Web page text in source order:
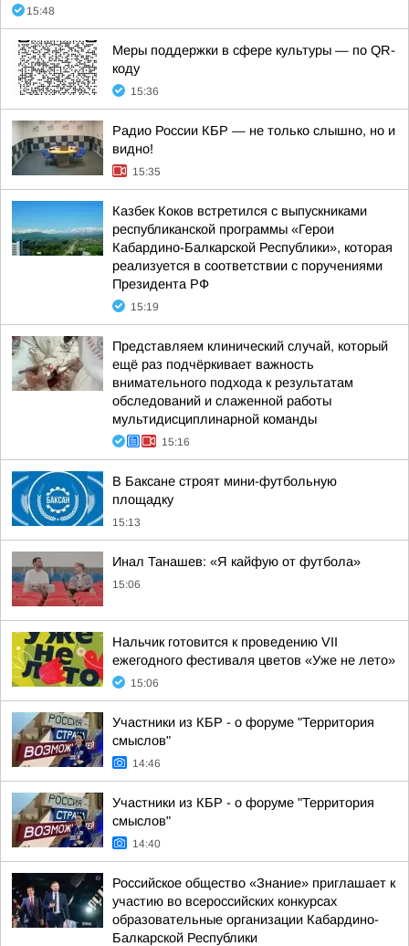
15:48
Меры поддержки в сфере культуры — по QR-
коду
15:36
Радио России КБР — не только слышно, но и
видно!
15:35
Казбек Коков встретился с выпускниками
республиканской программы «Герои
Кабардино-Балкарской Республики», которая
реализуется в соответствии с поручениями
Президента РФ
15:19
Представляем клинический случай, который
ещё раз подчёркивает важность
внимательного подхода к результатам
обследований и слаженной работы
мультидисциплинарной команды
15:16
В Баксане строят мини-футбольную
площадку
15:13
Инал Танашев: «Я кайфую от футбола»
15:06
Нальчик готовится к проведению VII
ежегодного фестиваля цветов «Уже не лето»
15:06
Участники из КБР - о форуме "Территория
смыслов"
14:46
Участники из КБР - о форуме "Территория
смыслов"
14:40
Российское общество «Знание» приглашает к
участию во всероссийских конкурсах
образовательные организации Кабардино-
Балкарской Республики